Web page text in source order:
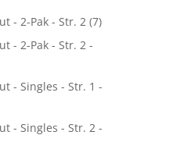
- 2-Pak - Str. 2 (7)
- 2-Pak - Str. 2 -
- Singles - Str. 1 -
- Singles - Str. 2 -